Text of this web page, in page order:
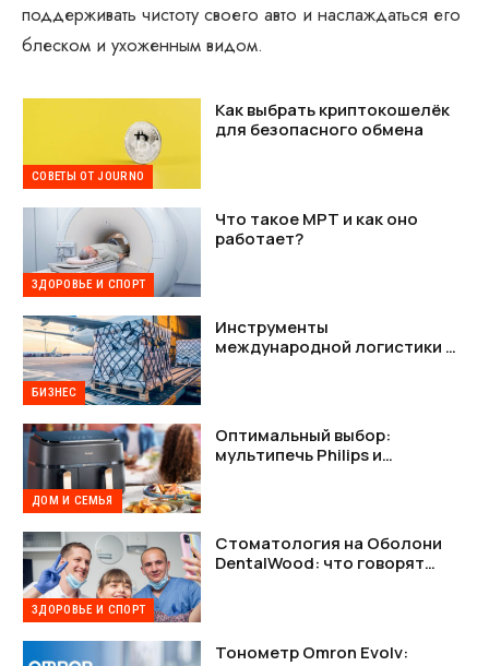
поддерживать чистоту своего авто и наслаждаться его
блеском и ухоженным видом.
СОВЕТЫ ОТ JOURNO
Как выбрать криптокошелёк
для безопасного обмена
ЗДОРОВЬЕ И СПОРТ
Что такое МРТ и как оно
работает?
БИЗНЕС
Инструменты
международной логистики —
ДОМ И СЕМЬЯ
Оптимальный выбор:
мультипечь Philips и
ЗДОРОВЬЕ И СПОРТ
Стоматология на Оболони
DentalWood: что говорят
Тонометр Omron Evolv: